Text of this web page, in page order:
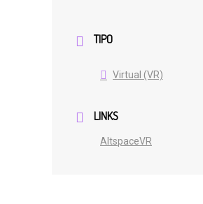
TIPO
Virtual (VR)
LINKS
AltspaceVR